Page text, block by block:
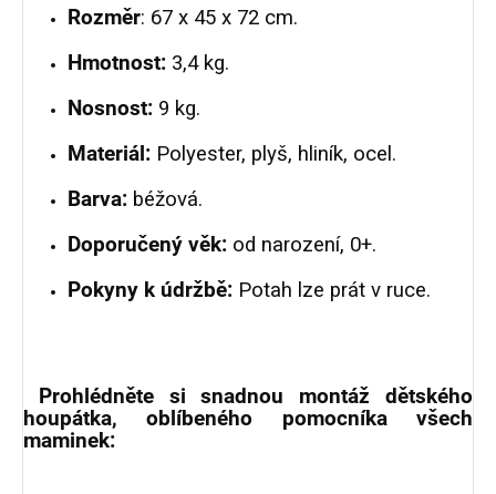
Rozměr: 67 x 45 x 72 cm.
Hmotnost: 3,4 kg.
Nosnost: 9 kg.
Materiál: Polyester, plyš, hliník, ocel.
Barva: béžová.
Doporučený věk: od narození, 0+.
Pokyny k údržbě: Potah lze prát v ruce.
Prohlédněte si snadnou montáž dětského
houpátka, oblíbeného pomocníka všech
maminek: